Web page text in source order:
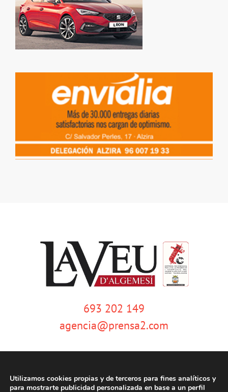
693 202 149
agencia@prensa2.com
Utilizamos cookies propias y de terceros para fines analíticos y
para mostrarte publicidad personalizada en base a un perfil